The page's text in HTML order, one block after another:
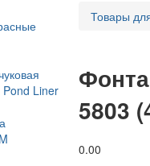
Liner
Товары
5803
0.00